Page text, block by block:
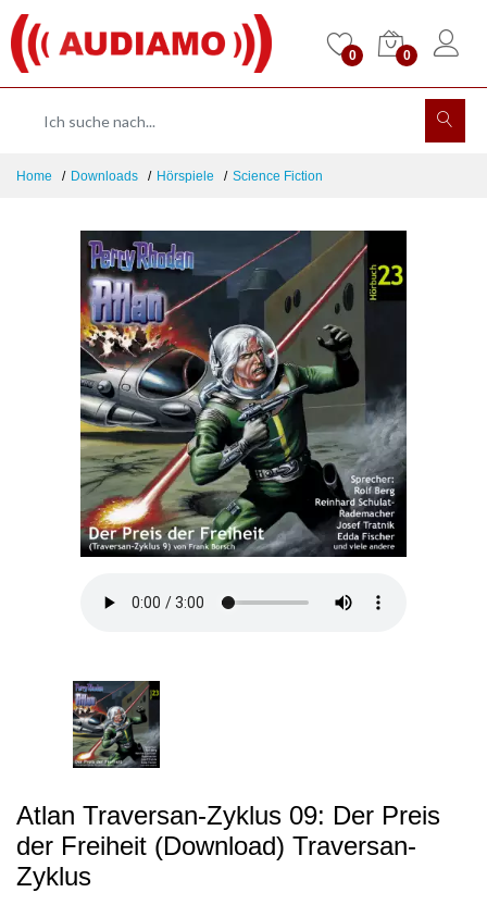
0 0
Home Downloads Hörspiele Science Fiction
Atlan Traversan-Zyklus 09: Der Preis
der Freiheit (Download) Traversan-
Zyklus